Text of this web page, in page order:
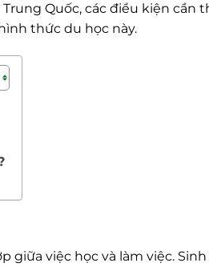
Quốc, các điều kiện cần
thức du học này.
giữa việc học và làm việc.